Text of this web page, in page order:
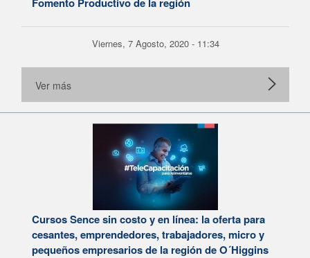
Viernes, 7 Agosto, 2020 - 11:34
Ver más
Cursos Sence sin costo y en línea: la oferta para
cesantes, emprendedores, trabajadores, micro y
pequeños empresarios de la región de O´Higgins